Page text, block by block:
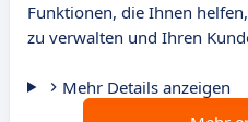
Funktionen, die Ihnen
zu verwalten und Ihren
Mehr Details anzeigen